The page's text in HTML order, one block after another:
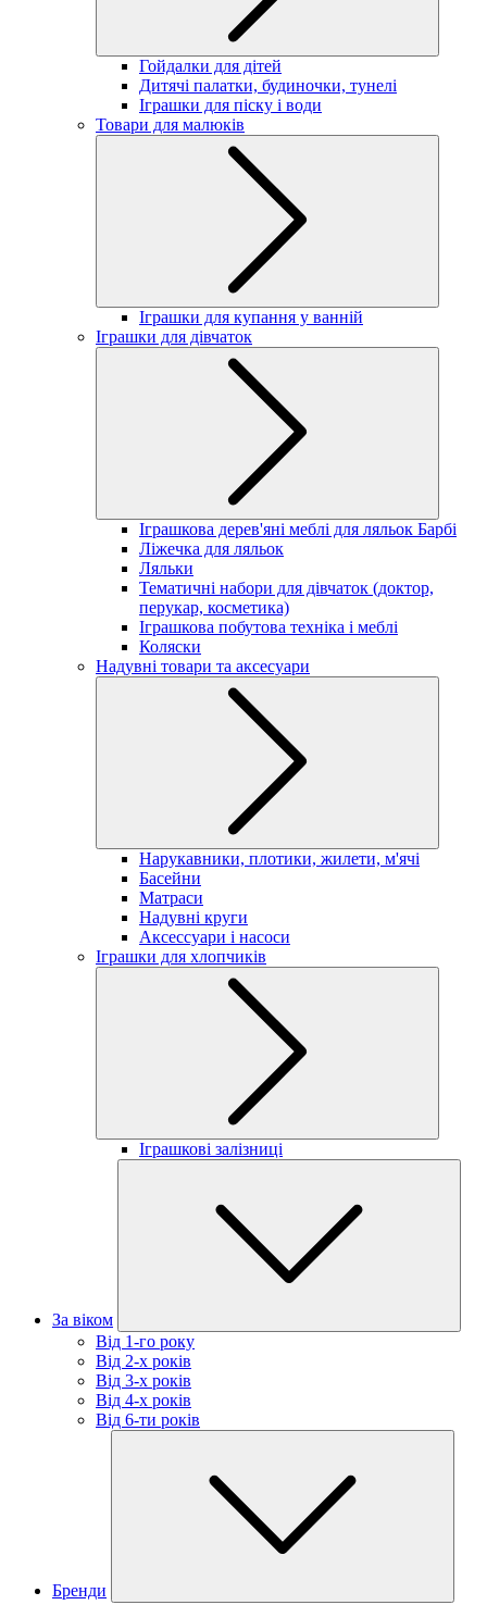
Гойдалки для дітей
Дитячі палатки, будиночки, тунелі
Іграшки для піску і води
Товари для малюків
Іграшки для купання у ванній
Іграшки для дівчаток
Іграшкова дерев'яні меблі для ляльок Барбі
Ліжечка для ляльок
Ляльки
Тематичні набори для дівчаток (доктор,
перукар, косметика)
Іграшкова побутова техніка і меблі
Коляски
Надувні товари та аксесуари
Нарукавники, плотики, жилети, м'ячі
Басейни
Матраси
Надувні круги
Аксессуари і насоси
Іграшки для хлопчиків
Іграшкові залізниці
За віком
Від 1-го року
Від 2-х років
Від 3-х років
Від 4-х років
Від 6-ти років
Бренди